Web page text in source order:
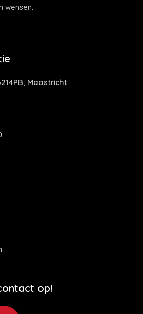
wensen.
Maastricht
op!